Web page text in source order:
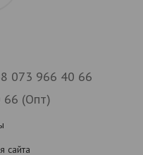
073 966 40 66
(Опт)
сайта